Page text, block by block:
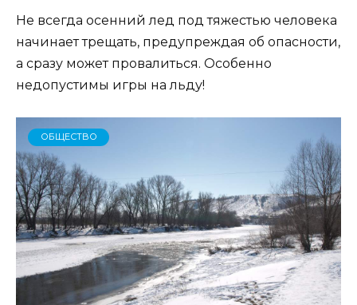
Не всегда осенний лед под тяжестью человека
начинает трещать, предупреждая об опасности,
а сразу может провалиться. Особенно
недопустимы игры на льду!
ОБЩЕСТВО